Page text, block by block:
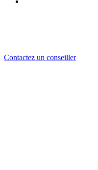
Contactez un conseiller